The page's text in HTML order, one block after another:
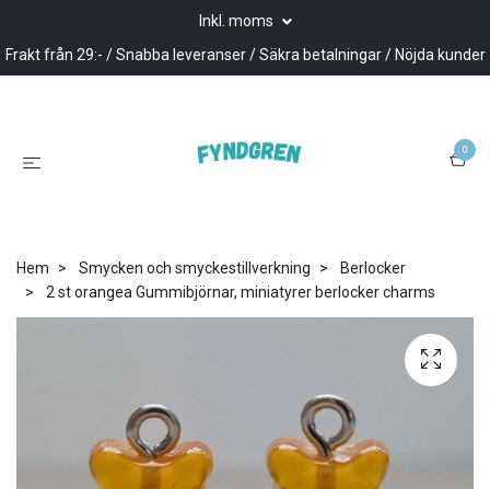
Inkl. moms
Frakt från 29:- / Snabba leveranser / Säkra betalningar / Nöjda kunder
0
Hem Smycken och smyckestillverkning
Berlocker
2 st orangea Gummibjörnar, miniatyrer berlocker charms